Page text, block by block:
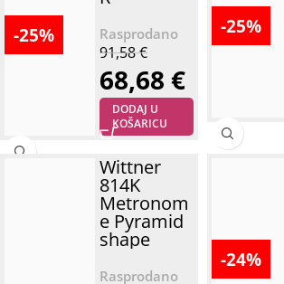
-25%
91,58€
68,68 €
DODAJ U
KOŠARICU
-25%
Wittner
814K
Metronom
e Pyramid
shape
-24%